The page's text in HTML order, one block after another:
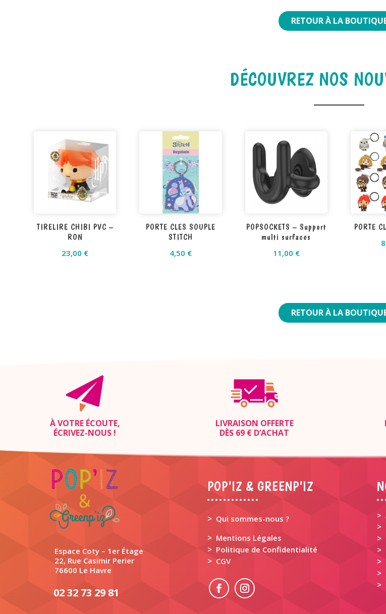
RETOUR À LA
DÉCOUVREZ NOS
TIRELIRE CHIBI PVC –
RON
23,00 €
PORTE CLES SOUPLE
STITCH
4,50 €
POPSOCKETS – Support
multi surfaces
11,00 €
PORTE
RETOUR À LA
À VOTRE ÉCOUTE,
ÉCRIVEZ-NOUS !
LIVRAISON OFFERTE
DÈS 69 € D’ACHAT
Espace Coty – 1er Étage
22, Rue Casimir Perier
76600 Le Havre
02 32 73 29 81
POP’IZ & GREENP’IZ
> Qui sommes-nous ?
> Mentions Légales
> Politique de Confidentialité
> CGV
>
>
>
>
>
>
>